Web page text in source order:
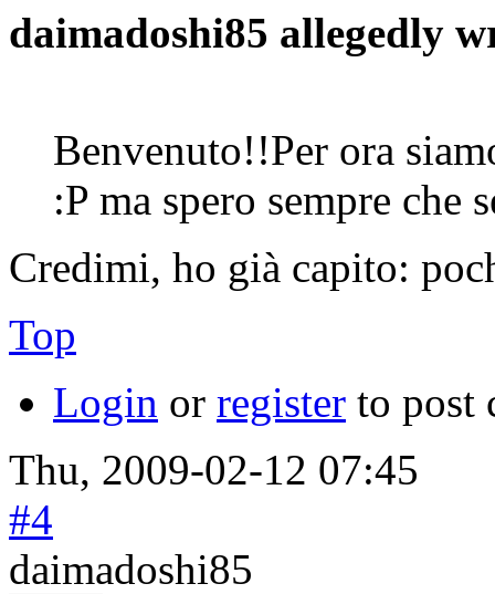
daimadoshi85 allegedly
Benvenuto!!Per ora
:P ma spero sempre che
Credimi, ho già capito:
Top
Login or register to post
Thu, 2009-02-12 07:45
#4
daimadoshi85